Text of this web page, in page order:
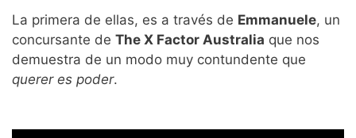
La primera de ellas, es a través de Emmanuele, un
concursante de The X Factor Australia que nos
demuestra de un modo muy contundente que
querer es poder.